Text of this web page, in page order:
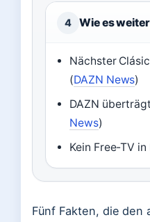
4 Wie es
Nächster
(DAZN News)
DAZN
News)
Kein Free-TV
Fünf Fakten, die den